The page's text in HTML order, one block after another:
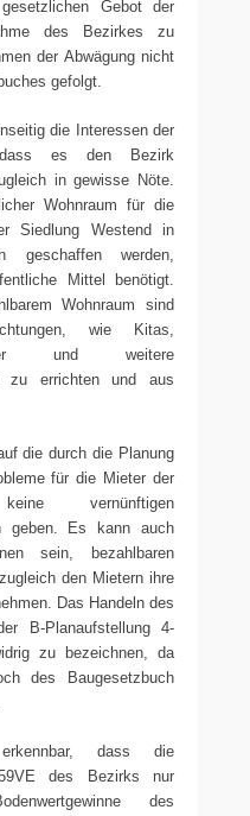
Gebot der
des Bezirkes zu
der Abwägung nicht
gefolgt.
die Interessen der
es den Bezirk
in gewisse Nöte.
Wohnraum für die
Siedlung Westend in
geschaffen werden,
Mittel benötigt.
Wohnraum sind
wie Kitas,
und weitere
zu errichten und aus
die durch die Planung
für die Mieter der
vernünftigen
geben. Es kann auch
sein, bezahlbaren
den Mietern ihre
Das Handeln des
B-Planaufstellung 4-
zu bezeichnen, da
des Baugesetzbuch
dass die
59VE des Bezirks nur
des